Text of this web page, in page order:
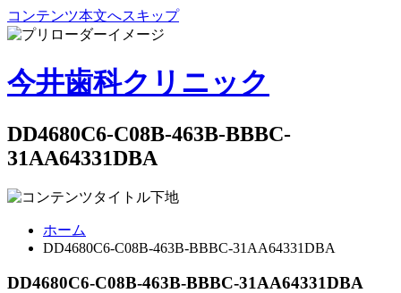
コンテンツ本文へスキップ
今井歯科クリニック
DD4680C6-C08B-463B-BBBC-
31AA64331DBA
ホーム
DD4680C6-C08B-463B-BBBC-31AA64331DBA
DD4680C6-C08B-463B-BBBC-31AA64331DBA